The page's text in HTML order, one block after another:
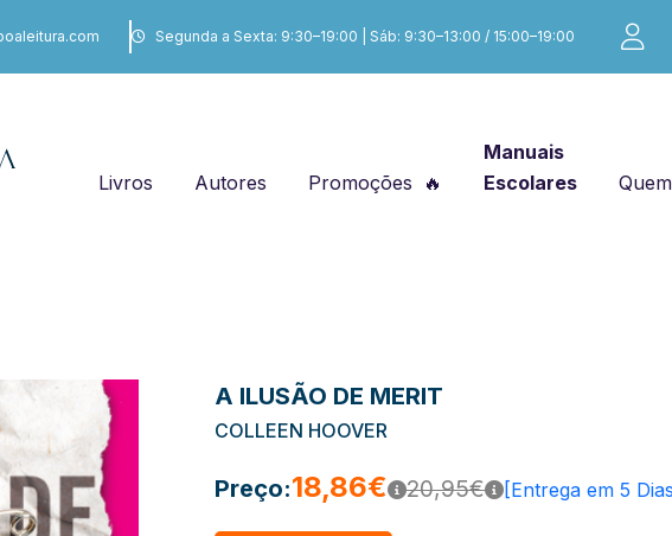
Segunda a Sexta: 9:30–19:00 | Sáb: 9:30–13:00 / 15:00–19:00
Livros Autores Promoções
Manuais
Escolares
A ILUSÃO DE MERIT
COLLEEN HOOVER
Preço:18,86€ 20,95€ [Entrega em 5